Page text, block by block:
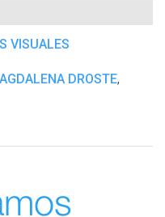
VISUALES
DROSTE,